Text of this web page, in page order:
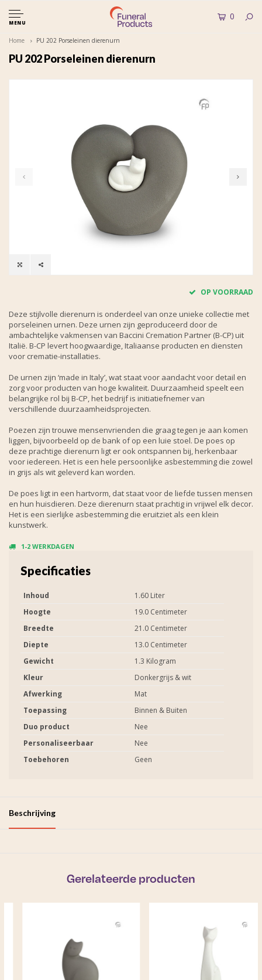
MENU
0
Home PU 202 Porseleinen dierenurn
PU 202 Porseleinen dierenurn
OP VOORRAAD
Deze stijlvolle dierenurn is onderdeel van onze unieke collectie met
porseleinen urnen. Deze urnen zijn geproduceerd door de
ambachtelijke vakmensen van Baccini Cremation Partner (B-CP) uit
Italië. B-CP levert hoogwaardige, Italiaanse producten en diensten
voor crematie-installaties.
De urnen zijn ‘made in Italy’, wat staat voor aandacht voor detail en
zorg voor producten van hoge kwaliteit. Duurzaamheid speelt een
belangrijke rol bij B-CP, het bedrijf is initiatiefnemer van
verschillende duurzaamheidsprojecten.
Poezen zijn trouwe mensenvrienden die graag tegen je aan komen
liggen, bijvoorbeeld op de bank of op een luie stoel. De poes op
deze prachtige dierenurn ligt er ook ontspannen bij, herkenbaar
voor iedereen. Het is een hele persoonlijke asbestemming die zowel
in grijs als wit geleverd kan worden.
De poes ligt in een hartvorm, dat staat voor de liefde tussen mensen
en hun huisdieren. Deze dierenurn staat prachtig in vrijwel elk decor.
Het is een sierlijke asbestemming die eruitziet als een klein
kunstwerk.
1-2 WERKDAGEN
Specificaties
Inhoud
1.60 Liter
Hoogte
19.0 Centimeter
Breedte
21.0 Centimeter
Diepte
13.0 Centimeter
Gewicht
1.3 Kilogram
Kleur
Donkergrijs & wit
Afwerking
Mat
Toepassing
Binnen & Buiten
Duo product
Nee
Personaliseerbaar
Nee
Toebehoren
Geen
Beschrijving
Gerelateerde producten